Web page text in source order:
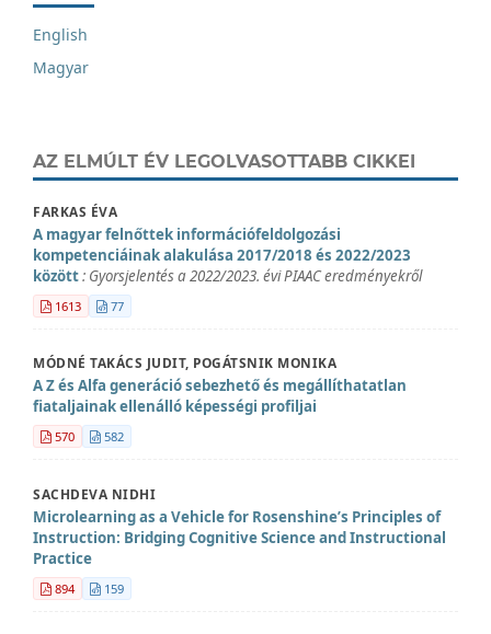
English
Magyar
AZ ELMÚLT ÉV LEGOLVASOTTABB CIKKEI
FARKAS ÉVA
A magyar felnőttek információfeldolgozási
kompetenciáinak alakulása 2017/2018 és 2022/2023
között: Gyorsjelentés a 2022/2023. évi PIAAC eredményekről
1613 77
MÓDNÉ TAKÁCS JUDIT, POGÁTSNIK MONIKA
A Z és Alfa generáció sebezhető és megállíthatatlan
fiataljainak ellenálló képességi profiljai
570 582
SACHDEVA NIDHI
Microlearning as a Vehicle for Rosenshine’s Principles of
Instruction: Bridging Cognitive Science and Instructional
Practice
894 159